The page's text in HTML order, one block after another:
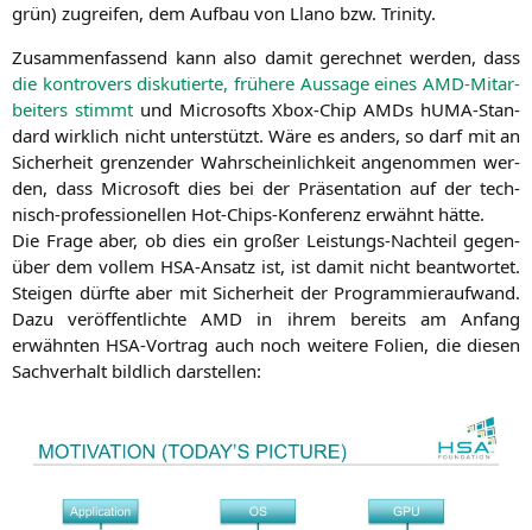
grün) zugrei­fen, dem Auf­bau von Llano bzw. Trinity.
Zusam­men­fas­send kann also damit gerech­net wer­den, dass
die kon­tro­vers dis­ku­tier­te, frü­he­re Aus­sa­ge eines AMD-Mit­ar­
bei­ters stimmtund Micro­softs Xbox-Chip AMDs hUMA-Stan­
dard wirk­lich nicht unter­stützt. Wäre es anders, so darf mit an
Sicher­heit gren­zen­der Wahr­schein­lich­keit ange­nom­men wer­
den, dass Micro­soft dies bei der Prä­sen­ta­ti­on auf der tech­
nisch-pro­fes­sio­nel­len Hot-Chips-Kon­fe­renz erwähnt hätte.
Die Fra­ge aber, ob dies ein gro­ßer Leis­tungs-Nach­teil gegen­
über dem vol­lem HSA-Ansatz ist, ist damit nicht beant­wor­tet.
Stei­gen dürf­te aber mit Sicher­heit der Pro­gram­mier­auf­wand.
Dazu ver­öf­fent­lich­teAMD in ihrem bereits am Anfang
erwähn­ten HSA-Vor­trag auch noch wei­te­re Foli­en, die die­sen
Sach­ver­halt bild­lich darstellen: